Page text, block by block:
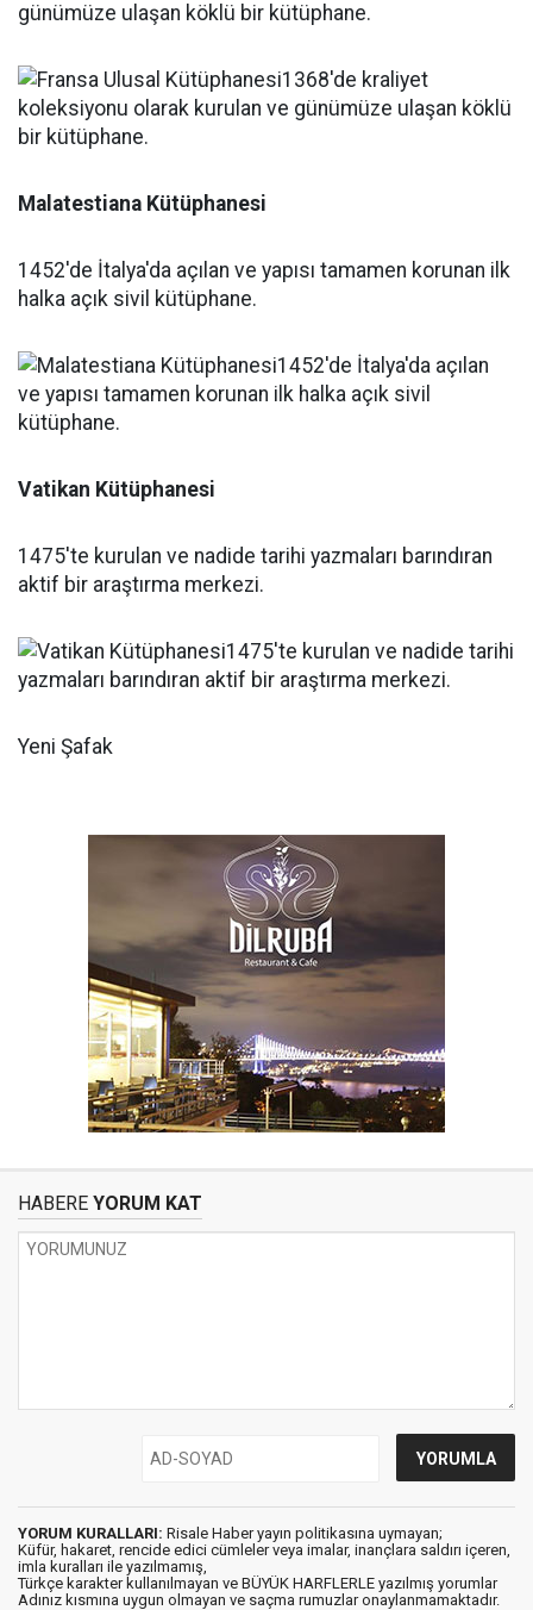
günümüze ulaşan köklü bir kütüphane.
Malatestiana Kütüphanesi
1452'de İtalya'da açılan ve yapısı tamamen korunan ilk
halka açık sivil kütüphane.
Vatikan Kütüphanesi
1475'te kurulan ve nadide tarihi yazmaları barındıran
aktif bir araştırma merkezi.
Yeni Şafak
HABERE YORUM KAT
YORUM KURALLARI: Risale Haber yayın politikasına uymayan;
Küfür, hakaret, rencide edici cümleler veya imalar, inançlara saldırı içeren,
imla kuralları ile yazılmamış,
Türkçe karakter kullanılmayan ve BÜYÜK HARFLERLE yazılmış yorumlar
Adınız kısmına uygun olmayan ve saçma rumuzlar onaylanmamaktadır.